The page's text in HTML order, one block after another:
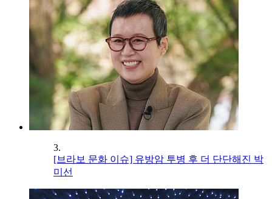
3.
[브라보 문화 이슈] 유방암 투병 후 더 단단해진 박
미선